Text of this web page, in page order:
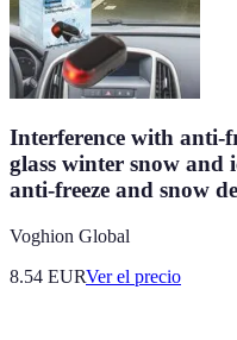
Interference with anti-
glass winter snow and
anti-freeze and snow
Voghion Global
8.54 EURVer el precio